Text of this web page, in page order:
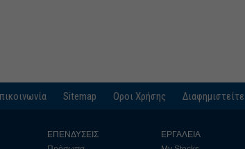
Sitemap Οροι Χρήσης Διαφημιστείτε
ΕΠΕΝΔΥΣΕΙΣ
ΕΡΓΑΛΕΙΑ